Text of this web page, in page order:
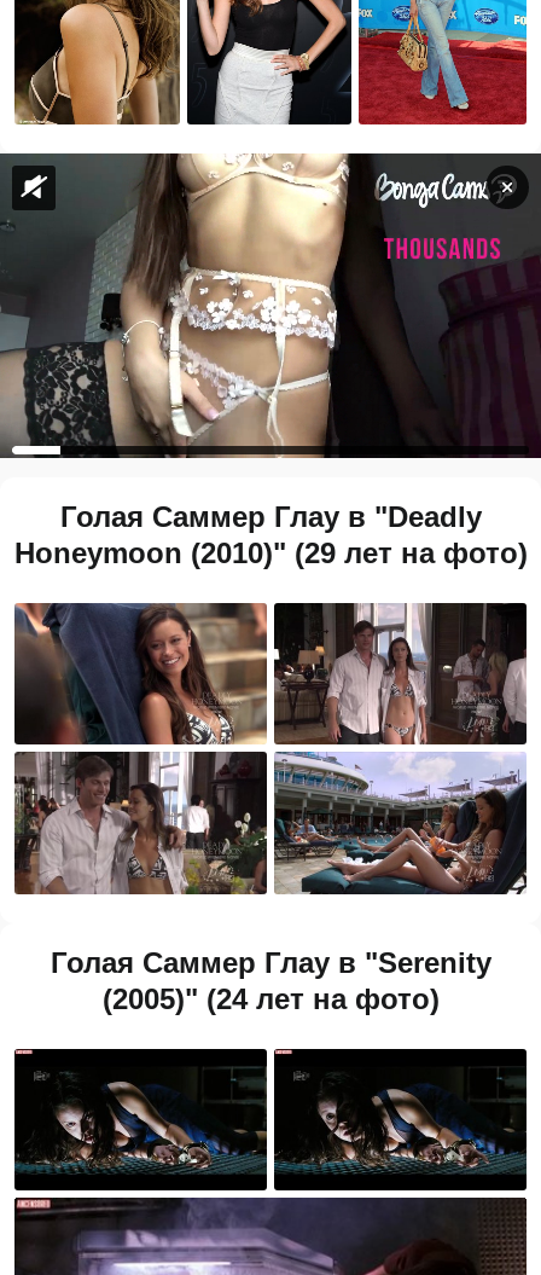
Голая Саммер Глау в "Deadly
Honeymoon (2010)" (29 лет на фото)
Голая Саммер Глау в "Serenity
(2005)" (24 лет на фото)